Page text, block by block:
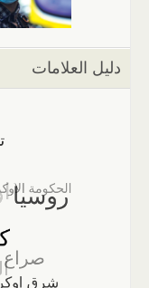
دليل العلامات